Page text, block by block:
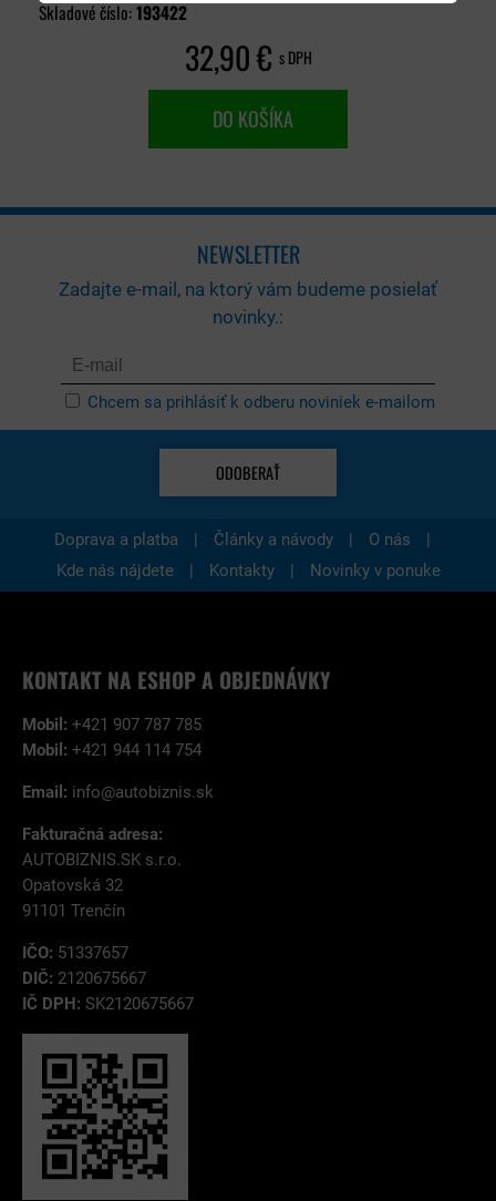
Skladové číslo:193422
32,90 € s DPH
DO KOŠÍKA
NEWSLETTER
Zadajte e-mail, na ktorý vám budeme posielať
novinky.:
Chcem sa prihlásiť k odberu noviniek e-mailom
ODOBERAŤ
Doprava a platba | Články a návody | O nás
|
Kde nás nájdete
| Kontakty | Novinky v ponuke
KONTAKT NA ESHOP A OBJEDNÁVKY
Mobil: +421 907 787 785
Mobil: +421 944 114 754
Email: info@autobiznis.sk
Fakturačná adresa:
AUTOBIZNIS.SK s.r.o.
Opatovská 32
91101 Trenčín
IČO: 51337657
DIČ: 2120675667
IČ DPH: SK2120675667